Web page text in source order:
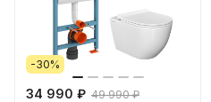
-30%
34 990 ₽ 49 990 ₽